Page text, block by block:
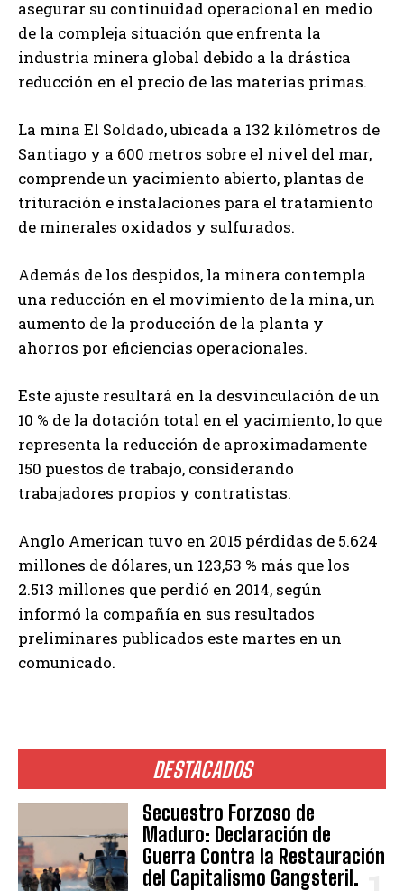
DESTACADOS
Secuestro Forzoso de
Maduro: Declaración de
Guerra Contra la Restauración
del Capitalismo Gangsteril.
asegurar su continuidad operacional en medio
de la compleja situación que enfrenta la
industria minera global debido a la drástica
reducción en el precio de las materias primas.
La mina El Soldado, ubicada a 132 kilómetros de
Santiago y a 600 metros sobre el nivel del mar,
comprende un yacimiento abierto, plantas de
trituración e instalaciones para el tratamiento
de minerales oxidados y sulfurados.
Además de los despidos, la minera contempla
una reducción en el movimiento de la mina, un
aumento de la producción de la planta y
ahorros por eficiencias operacionales.
Este ajuste resultará en la desvinculación de un
10 % de la dotación total en el yacimiento, lo que
representa la reducción de aproximadamente
150 puestos de trabajo, considerando
trabajadores propios y contratistas.
Anglo American tuvo en 2015 pérdidas de 5.624
millones de dólares, un 123,53 % más que los
2.513 millones que perdió en 2014, según
informó la compañía en sus resultados
preliminares publicados este martes en un
comunicado.